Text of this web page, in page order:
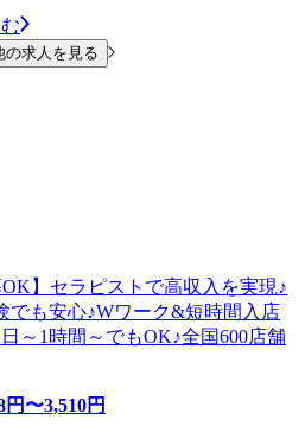
の求人を見る
】セラピストで高収入を実現♪
でも安心♪Wワーク&短時間入店
～1時間～でもOK♪全国600店舗
円〜3,510円